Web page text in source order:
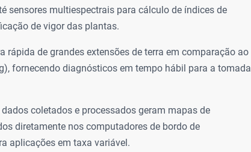
sensores multiespectrais para cálculo de índices de
de vigor das plantas.
rápida de grandes extensões de terra em comparação ao
fornecendo diagnósticos em tempo hábil para a tomada
dados coletados e processados geram mapas de
diretamente nos computadores de bordo de
aplicações em taxa variável.